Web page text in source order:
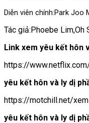
Diễn viên chính:Park Joo
Tác giả:Phoebe Lim,Oh
Link xem yêu kết hôn
https://
yêu kết hôn và ly dị
https://motchill.net/
yêu kết hôn và ly dị